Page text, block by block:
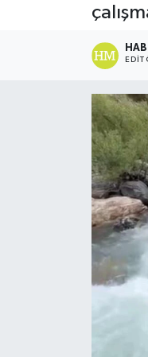
GÜNDEM
KARLIOVA
MERKEZ
RESMİ İLANLAR
Tüm Manşetler
Son Dakika
Haber Arşivi